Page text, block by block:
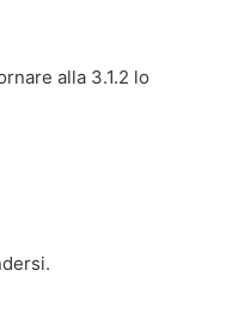
alla 3.1.2 lo